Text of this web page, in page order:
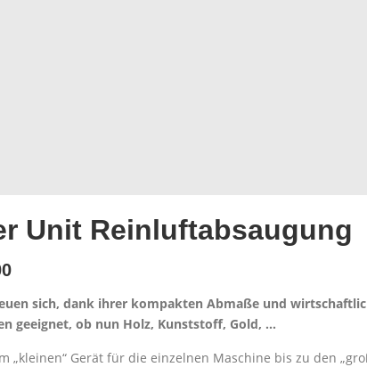
Unit Reinluftabsaugung
sich, dank ihrer kompakten Abmaße und
geeignet, ob nun Holz, Kunststoff, Gold, …
„kleinen“ Gerät für die einzelnen Maschine bis zu den